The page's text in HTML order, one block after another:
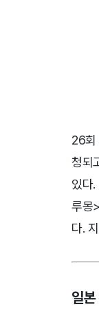
26회
청되
있다
루몽
다.
일